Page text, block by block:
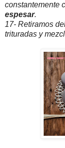
constantemente
espesar.
17- Retiramos
trituradas y